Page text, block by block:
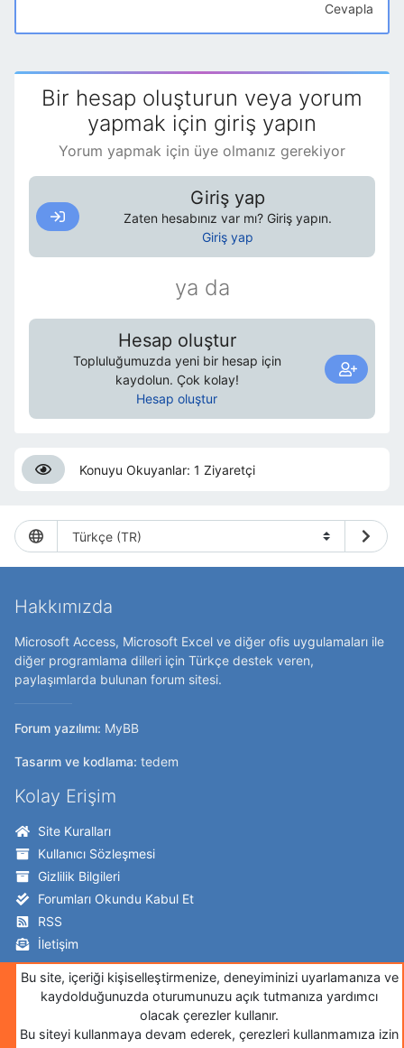
Cevapla
Bir hesap oluşturun veya yorum
yapmak için giriş yapın
Yorum yapmak için üye olmanız gerekiyor
Giriş yap
Zaten hesabınız var mı? Giriş yapın.
Giriş yap
ya da
Hesap oluştur
Topluluğumuzda yeni bir hesap için
kaydolun. Çok kolay!
Hesap oluştur
Konuyu Okuyanlar: 1 Ziyaretçi
Hakkımızda
Microsoft Access, Microsoft Excel ve diğer ofis uygulamaları ile
diğer programlama dilleri için Türkçe destek veren,
paylaşımlarda bulunan forum sitesi.
Forum yazılımı: MyBB
Tasarım ve kodlama: tedem
Kolay Erişim
Site Kuralları
Kullanıcı Sözleşmesi
Gizlilik Bilgileri
Forumları Okundu Kabul Et
RSS
İletişim
Takip Edin!
Facebook
Bu site, içeriği kişiselleştirmenize, deneyiminizi uyarlamanıza ve
kaydolduğunuzda oturumunuzu açık tutmanıza yardımcı
olacak çerezler kullanır.
Bu siteyi kullanmaya devam ederek, çerezleri kullanmamıza izin